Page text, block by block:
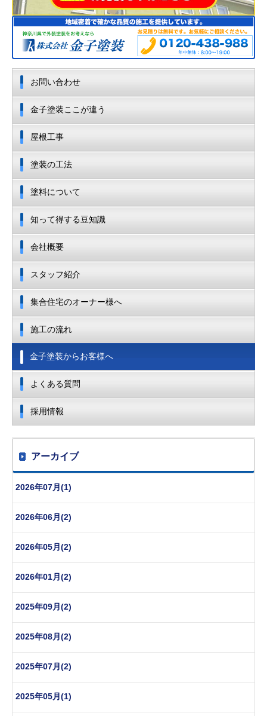
お問い合わせ
金子塗装ここが違う
屋根工事
塗装の工法
塗料について
知って得する豆知識
会社概要
スタッフ紹介
集合住宅のオーナー様へ
施工の流れ
金子塗装からお客様へ
よくある質問
採用情報
アーカイブ
2026年07月(1)
2026年06月(2)
2026年05月(2)
2026年01月(2)
2025年09月(2)
2025年08月(2)
2025年07月(2)
2025年05月(1)